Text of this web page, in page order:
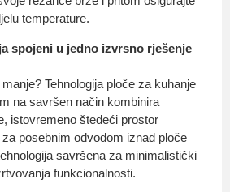
temperature.
spojeni u jedno izvrsno rješenje
Tehnologija ploče za kuhanje
na savršen način kombinira
istovremeno štedeći prostor
posebnim odvodom iznad ploče
savršena za minimalistički
funkcionalnosti.